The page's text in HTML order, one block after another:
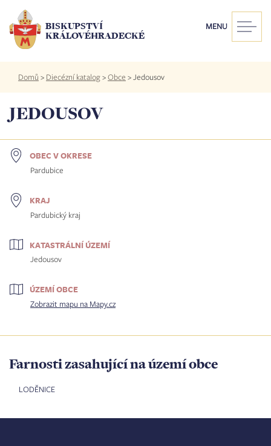
hlavnímu
obsahu
BISKUPSTVÍ
KRÁLOVÉHRADECKÉ
MENU
Drobečková
navigace
Domů > Diecézní katalog>Obce >Jedousov
JEDOUSOV
OBEC V OKRESE
Pardubice
KRAJ
Pardubický kraj
KATASTRÁLNÍ ÚZEMÍ
Jedousov
ÚZEMÍ OBCE
Zobrazit mapu na Mapy.cz
Farnosti zasahující na území obce
LODĚNICE